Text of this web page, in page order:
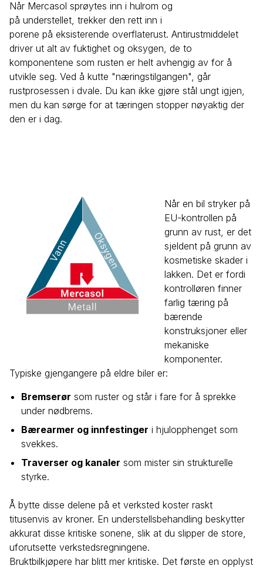
Når Mercasol sprøytes inn i hulrom og
på understellet, trekker den rett inn i
porene på eksisterende overflaterust. Antirustmiddelet
driver ut alt av fuktighet og oksygen, de to
komponentene som rusten er helt avhengig av for å
utvikle seg. Ved å kutte "næringstilgangen", går
rustprosessen i dvale. Du kan ikke gjøre stål ungt igjen,
men du kan sørge for at tæringen stopper nøyaktig der
den er i dag.
Når en bil stryker på
EU-kontrollen på
grunn av rust, er det
sjeldent på grunn av
kosmetiske skader i
lakken. Det er fordi
kontrolløren finner
farlig tæring på
bærende
konstruksjoner eller
mekaniske
komponenter.
Typiske gjengangere på eldre biler er:
Bremserør som ruster og står i fare for å sprekke
under nødbrems.
Bærearmer og innfestinger i hjulopphenget som
svekkes.
Traverser og kanaler som mister sin strukturelle
styrke.
Å bytte disse delene på et verksted koster raskt
titusenvis av kroner. En understellsbehandling beskytter
akkurat disse kritiske sonene, slik at du slipper de store,
uforutsette verkstedsregningene.
Bruktbilkjøpere har blitt mer kritiske. Det første en opplyst